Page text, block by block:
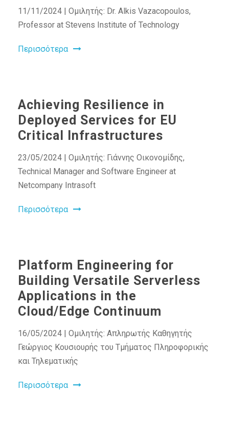
11/11/2024 | Ομιλητής: Dr. Alkis Vazacopoulos,
Professor at Stevens Institute of Technology
Περισσότερα
Achieving Resilience in
Deployed Services for EU
Critical Infrastructures
23/05/2024 | Ομιλητής: Γιάννης Οικονομίδης,
Technical Manager and Software Engineer at
Netcompany Intrasoft
Περισσότερα
Platform Engineering for
Building Versatile Serverless
Applications in the
Cloud/Edge Continuum
16/05/2024 | Ομιλητής: Απληρωτής Καθηγητής
Γεώργιος Κουσιουρής του Τμήματος Πληροφορικής
και Τηλεματικής
Περισσότερα